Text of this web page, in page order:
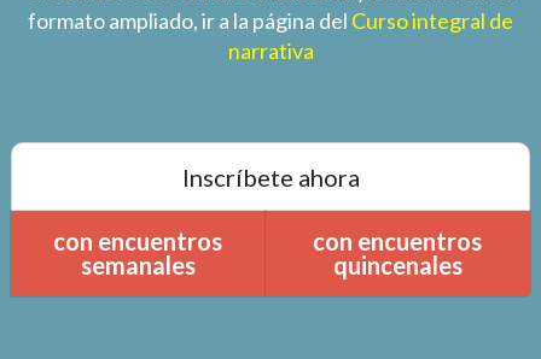
formato ampliado, ir a la página del Curso integral de
narrativa
Inscríbete ahora
con encuentros
semanales
con encuentros
quincenales